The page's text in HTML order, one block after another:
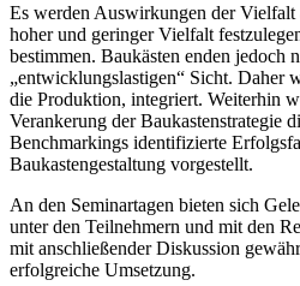
Es werden Auswirkungen der
hoher und geringer Vielfalt
bestimmen. Baukästen enden jedoch
„entwicklungslastigen“ Sicht. Daher
die Produktion, integriert. Weiterhin
Verankerung der Baukastenstrategie
Benchmarkings identifizierte
Baukastengestaltung vorgestellt.
An den Seminartagen bieten sich
unter den Teilnehmern und mit den
mit anschließender Diskussion
erfolgreiche Umsetzung.